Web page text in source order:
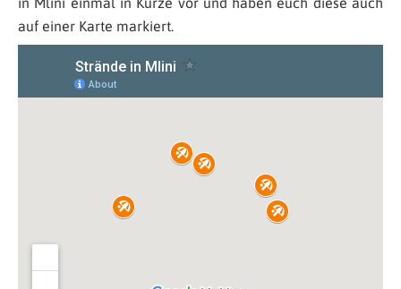
auf einer Karte markiert.